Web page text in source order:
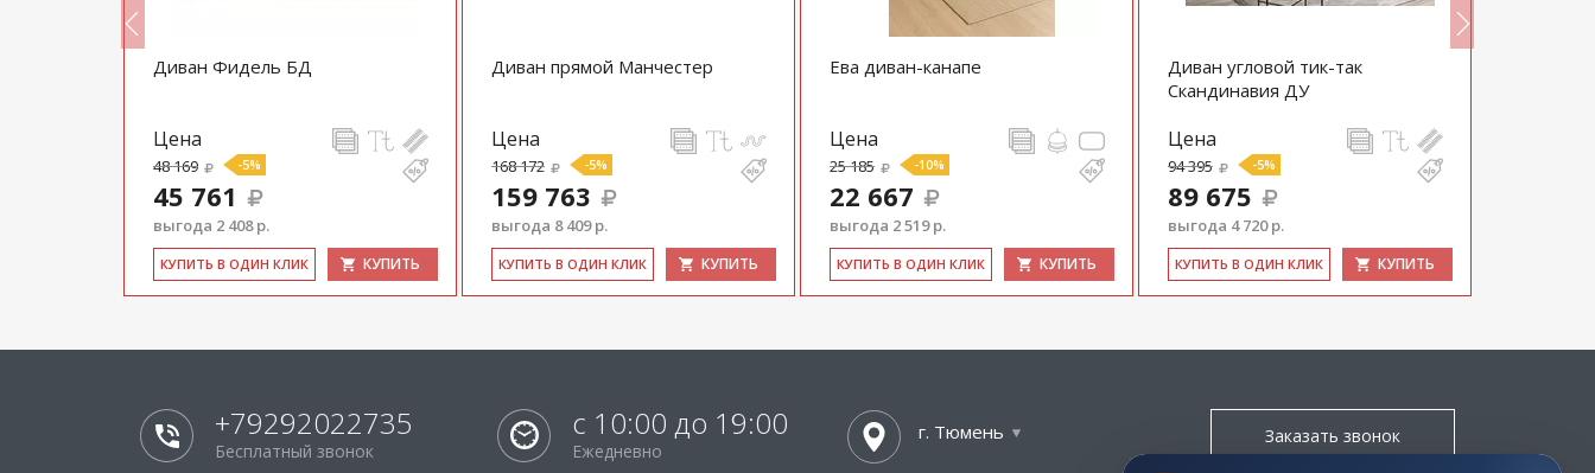
Диван Фидель БД
Цена
48 169 -5%
45 761
выгода 2 408 р.
КУ­ПИТЬ В ОДИН КЛИК КУПИТЬ
Диван прямой Манчестер
Цена
168 172 -5%
159 763
выгода 8 409 р.
КУ­ПИТЬ В ОДИН КЛИК КУПИТЬ
Ева диван-канапе
Цена
25 185 -10%
22 667
выгода 2 519 р.
КУ­ПИТЬ В ОДИН КЛИК КУПИТЬ
Диван угловой тик-так
Скандинавия ДУ
Цена
94 395 -5%
89 675
выгода 4 720 р.
КУ­ПИТЬ В ОДИН КЛИК КУПИТЬ
+79292022735
Бесплатный звонок
с 10:00 до 19:00
Ежедневно
г. Тюмень Заказать звонок